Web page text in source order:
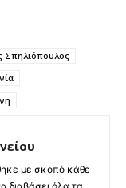
Σπηλιόπουλος
με σκοπό κάθε